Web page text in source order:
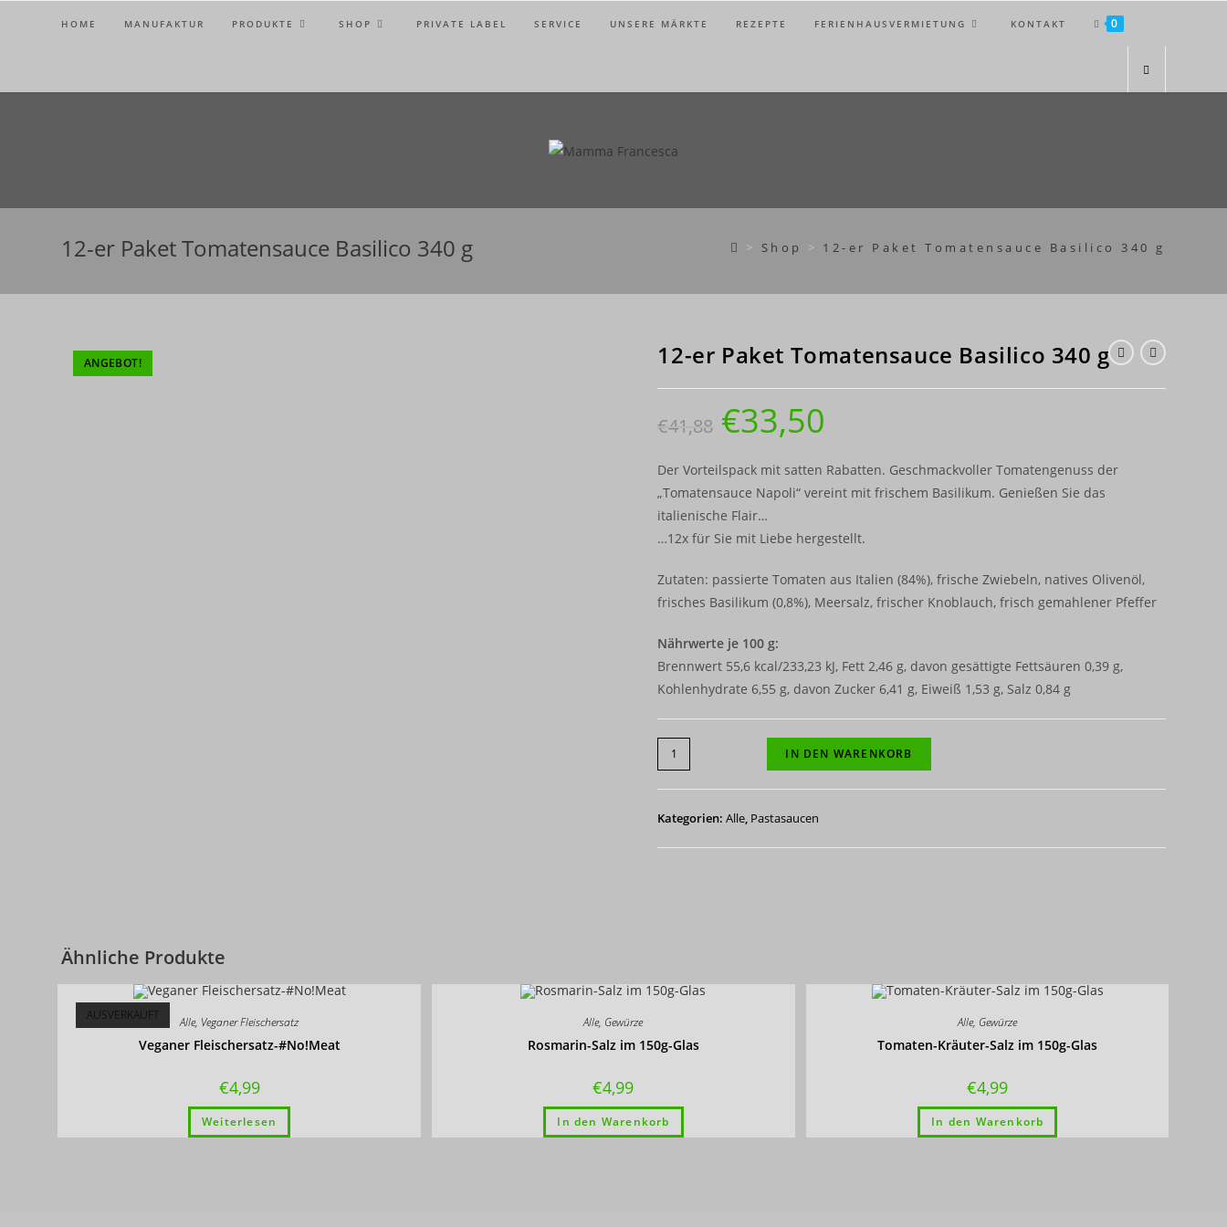
HOME MANUFAKTUR PRODUKTE SHOP PRIVATE LABEL SERVICE UNSERE MÄRKTE REZEPTE FERIENHAUSVERMIETUNG KONTAKT 0
12-er Paket Tomatensauce Basilico 340 g > Shop > 12-er Paket Tomatensauce Basilico 340 g
ANGEBOT! 12-er Paket Tomatensauce Basilico 340 g
€41,88 €33,50
Der Vorteilspack mit satten Rabatten. Geschmackvoller Tomatengenuss der
„Tomatensauce Napoli“ vereint mit frischem Basilikum. Genießen Sie das
italienische Flair…
…12x für Sie mit Liebe hergestellt.
Zutaten: passierte Tomaten aus Italien (84%), frische Zwiebeln, natives Olivenöl,
frisches Basilikum (0,8%), Meersalz, frischer Knoblauch, frisch gemahlener Pfeffer
Nährwerte je 100 g:
Brennwert 55,6 kcal/233,23 kJ, Fett 2,46 g, davon gesättigte Fettsäuren 0,39 g,
Kohlenhydrate 6,55 g, davon Zucker 6,41 g, Eiweiß 1,53 g, Salz 0,84 g
12-
er
Paket
Tomatensauce
IN DEN WARENKORB
Kategorien:Alle, Pastasaucen
Ähnliche Produkte
AUSVERKAUFT Alle, Veganer Fleischersatz
Veganer Fleischersatz-#No!Meat
€4,99
Weiterlesen
Alle, Gewürze
Rosmarin-Salz im 150g-Glas
€4,99
In den Warenkorb
Alle, Gewürze
Tomaten-Kräuter-Salz im 150g-Glas
€4,99
In den Warenkorb